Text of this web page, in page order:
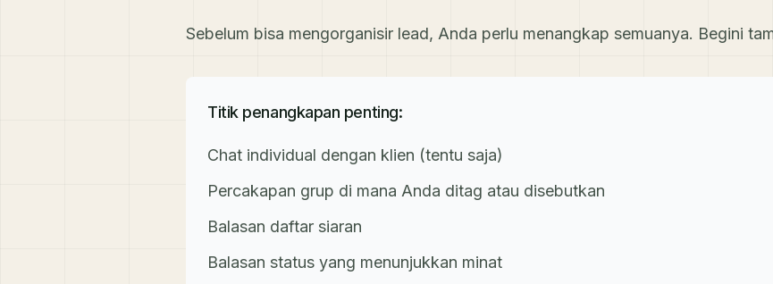
Sebelum bisa mengorganisir lead, Anda perlu menangkap semuanya. Begini
Titik penangkapan penting:
Chat individual dengan klien (tentu saja)
Percakapan grup di mana Anda ditag atau disebutkan
Balasan daftar siaran
Balasan status yang menunjukkan minat